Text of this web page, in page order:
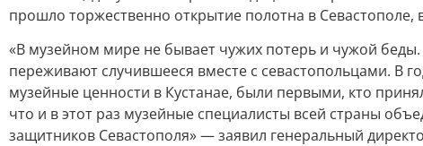
прошло торжественно открытие полотна в
«В музейном мире не бывает чужих потерь и чужой
переживают случившееся вместе с севастопольцами. В
музейные ценности в Кустанае, были первыми, кто
что и в этот раз музейные специалисты всей страны
защитников Севастополя» — заявил генеральный